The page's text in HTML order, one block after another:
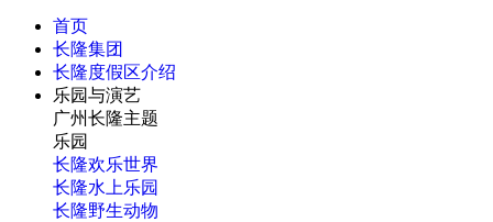
首页
长隆集团
长隆度假区介绍
乐园与演艺
广州长隆主题
乐园
长隆欢乐世界
长隆水上乐园
长隆野生动物